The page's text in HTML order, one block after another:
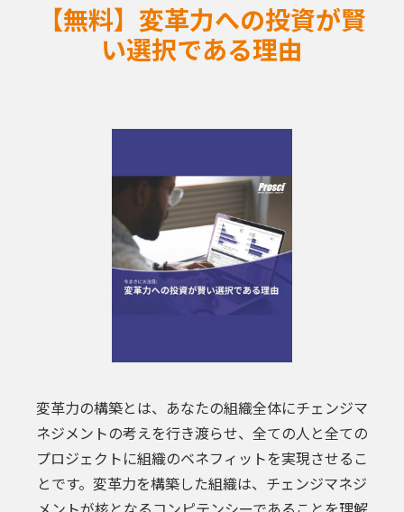
【無料】変革力への投資が賢
い選択である理由
変革力の構築とは、あなたの組織全体にチェンジマ
ネジメントの考えを行き渡らせ、全ての人と全ての
プロジェクトに組織のベネフィットを実現させるこ
とです。変革力を構築した組織は、チェンジマネジ